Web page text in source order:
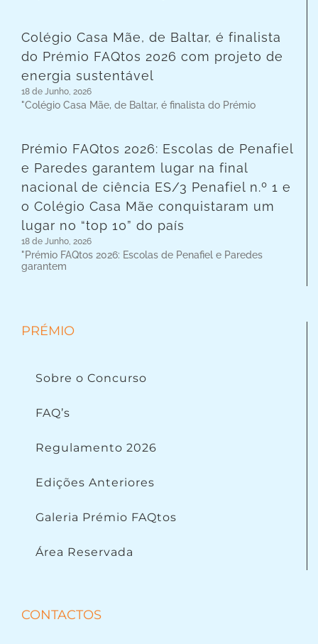
Colégio Casa Mãe, de Baltar, é finalista
do Prémio FAQtos 2026 com projeto de
energia sustentável
18 de Junho, 2026
"Colégio Casa Mãe, de Baltar, é finalista do Prémio
Prémio FAQtos 2026: Escolas de Penafiel
e Paredes garantem lugar na final
nacional de ciência ES/3 Penafiel n.º 1 e
o Colégio Casa Mãe conquistaram um
lugar no “top 10” do país
18 de Junho, 2026
"Prémio FAQtos 2026: Escolas de Penafiel e Paredes
garantem
PRÉMIO
Sobre o Concurso
FAQ’s
Regulamento 2026
Edições Anteriores
Galeria Prémio FAQtos
Área Reservada
CONTACTOS